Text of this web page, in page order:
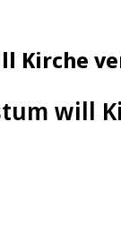
Kirche
will